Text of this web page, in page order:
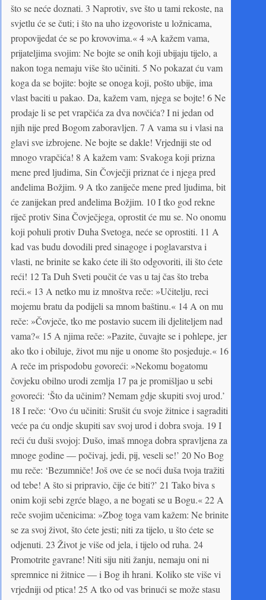
što se neće doznati. 3 Naprotiv, sve što u tami rekoste, na
svjetlu će se čuti; i što na uho izgovoriste u ložnicama,
propovijedat će se po krovovima.« 4 »A kažem vama,
prijateljima svojim: Ne bojte se onih koji ubijaju tijelo, a
nakon toga nemaju više što učiniti. 5 No pokazat ću vam
koga da se bojite: bojte se onoga koji, pošto ubije, ima
vlast baciti u pakao. Da, kažem vam, njega se bojte! 6 Ne
prodaje li se pet vrapčića za dva novčića? I ni jedan od
njih nije pred Bogom zaboravljen. 7 A vama su i vlasi na
glavi sve izbrojene. Ne bojte se dakle! Vrjedniji ste od
mnogo vrapčića! 8 A kažem vam: Svakoga koji prizna
mene pred ljudima, Sin Čovječji priznat će i njega pred
anđelima Božjim. 9 A tko zaniječe mene pred ljudima, bit
će zanijekan pred anđelima Božjim. 10 I tko god rekne
riječ protiv Sina Čovječjega, oprostit će mu se. No onomu
koji pohuli protiv Duha Svetoga, neće se oprostiti. 11 A
kad vas budu dovodili pred sinagoge i poglavarstva i
vlasti, ne brinite se kako ćete ili što odgovoriti, ili što ćete
reći! 12 Ta Duh Sveti poučit će vas u taj čas što treba
reći.« 13 A netko mu iz mnoštva reče: »Učitelju, reci
mojemu bratu da podijeli sa mnom baštinu.« 14 A on mu
reče: »Čovječe, tko me postavio sucem ili djeliteljem nad
vama?« 15 A njima reče: »Pazite, čuvajte se i pohlepe, jer
ako tko i obiluje, život mu nije u onome što posjeduje.« 16
A reče im prispodobu govoreći: »Nekomu bogatomu
čovjeku obilno urodi zemlja 17 pa je promišljao u sebi
govoreći: ‘Što da učinim? Nemam gdje skupiti svoj urod.’
18 I reče: ‘Ovo ću učiniti: Srušit ću svoje žitnice i sagraditi
veće pa ću ondje skupiti sav svoj urod i dobra svoja. 19 I
reći ću duši svojoj: Dušo, imaš mnoga dobra spravljena za
mnoge godine — počivaj, jedi, pij, veseli se!’ 20 No Bog
mu reče: ‘Bezumniče! Još ove će se noći duša tvoja tražiti
od tebe! A što si pripravio, čije će biti?’ 21 Tako biva s
onim koji sebi zgrće blago, a ne bogati se u Bogu.« 22 A
reče svojim učenicima: »Zbog toga vam kažem: Ne brinite
se za svoj život, što ćete jesti; niti za tijelo, u što ćete se
odjenuti. 23 Život je više od jela, i tijelo od ruha. 24
Promotrite gavrane! Niti siju niti žanju, nemaju oni ni
spremnice ni žitnice — i Bog ih hrani. Koliko ste više vi
vrjedniji od ptica! 25 A tko od vas brinući se može stasu